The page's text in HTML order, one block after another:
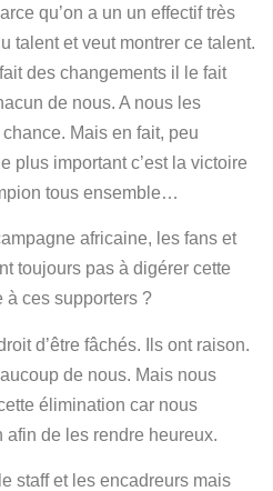
qu’on a un un effectif très
talent et veut montrer ce talent.
des changements il le fait
de nous. A nous les
Mais en fait, peu
plus important c’est la victoire
tous ensemble…
africaine, les fans et
toujours pas à digérer cette
à ces supporters ?
d’être fâchés. Ils ont raison.
de nous. Mais nous
élimination car nous
de les rendre heureux.
staff et les encadreurs mais